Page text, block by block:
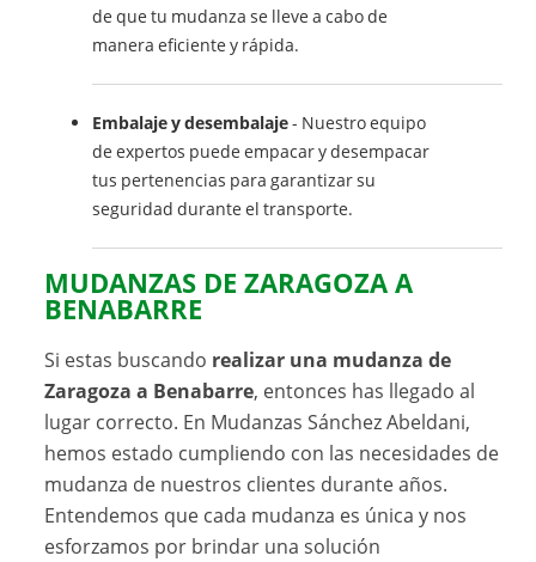
de que tu mudanza se lleve a cabo de
manera eficiente y rápida.
Embalaje y desembalaje- Nuestro equipo
de expertos puede empacar y desempacar
tus pertenencias para garantizar su
seguridad durante el transporte.
MUDANZAS DE ZARAGOZA A
BENABARRE
Si estas buscando realizar una mudanza de
Zaragoza a Benabarre, entonces has llegado al
lugar correcto. En Mudanzas Sánchez Abeldani,
hemos estado cumpliendo con las necesidades de
mudanza de nuestros clientes durante años.
Entendemos que cada mudanza es única y nos
esforzamos por brindar una solución